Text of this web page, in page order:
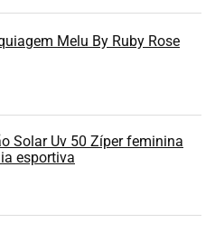
Melu By Ruby Rose
Solar Uv 50 Zíper feminina
esportiva